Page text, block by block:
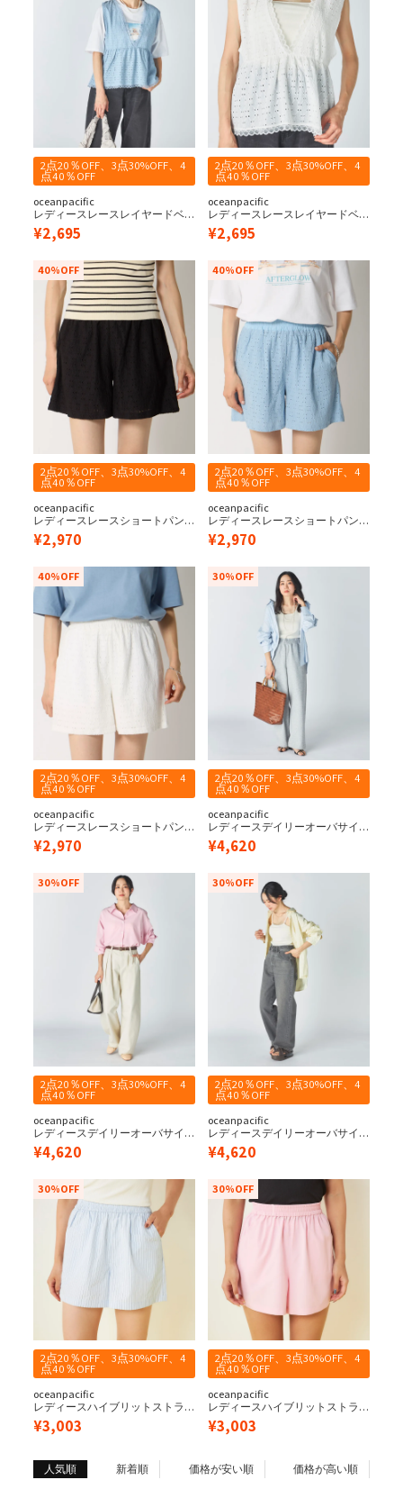
2点20％OFF、3点30%OFF、4
点40％OFF
oceanpacific
レディースレースレイヤードベ
スト
¥2,695
2点20％OFF、3点30%OFF、4
点40％OFF
oceanpacific
レディースレースレイヤードベ
スト
¥2,695
2点20％OFF、3点30%OFF、4
点40％OFF
oceanpacific
レディースレースショートパン
ツ
40%OFF
¥2,970
2点20％OFF、3点30%OFF、4
点40％OFF
oceanpacific
レディースレースショートパン
ツ
40%OFF
¥2,970
2点20％OFF、3点30%OFF、4
点40％OFF
oceanpacific
レディースレースショートパン
ツ
40%OFF
¥2,970
2点20％OFF、3点30%OFF、4
点40％OFF
oceanpacific
レディースデイリーオーバサイ
ズ水陸両用ラッシュストライプ
シャツ
30%OFF
¥4,620
2点20％OFF、3点30%OFF、4
点40％OFF
oceanpacific
レディースデイリーオーバサイ
ズ水陸両用ラッシュストライプ
シャツ
30%OFF
¥4,620
2点20％OFF、3点30%OFF、4
点40％OFF
oceanpacific
レディースデイリーオーバサイ
ズ水陸両用ラッシュストライプ
シャツ
30%OFF
¥4,620
2点20％OFF、3点30%OFF、4
点40％OFF
oceanpacific
レディースハイブリットストラ
イプショーツ
30%OFF
¥3,003
2点20％OFF、3点30%OFF、4
点40％OFF
oceanpacific
レディースハイブリットストラ
イプショーツ
30%OFF
¥3,003
人気順 新着順 価格が安い順 価格が高い順